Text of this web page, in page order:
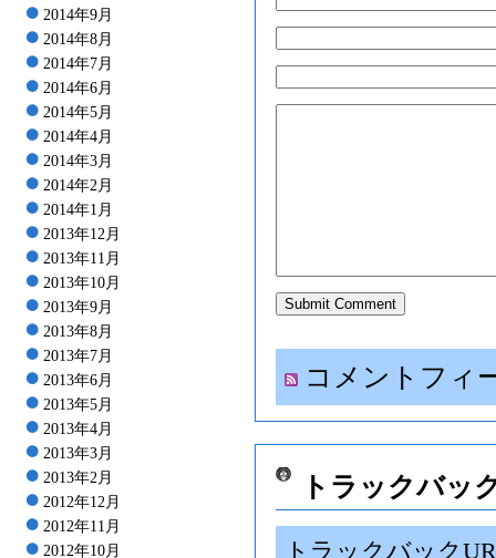
2014年9月
2014年8月
2014年7月
2014年6月
2014年5月
2014年4月
2014年3月
2014年2月
2014年1月
2013年12月
2013年11月
2013年10月
2013年9月
2013年8月
2013年7月
2013年6月
2013年5月
2013年4月
2013年3月
2013年2月
2012年12月
2012年11月
2012年10月
コメントフィ
トラックバッ
トラックバック